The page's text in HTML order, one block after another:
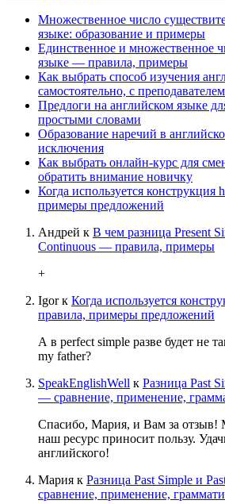
Множественное число
языке: образование и примеры
Единственное и множественное
языке — правила, примеры
Как выбрать способ изучения
самостоятельно, с
Предлоги на английском языке
простыми словами
Образование наречий в
исключения
Как выбрать онлайн-курс для
обратить внимание новичку
Когда используется конструкция
примеры предложений
Андрей к В чем разница Present
Continuous — правила, примеры
+
Igorк Когда используется
правила, примеры предложений
А в perfect simple разве будет не
my father?
SpeakEnglishWell к Разница Past
— сравнение, применение,
Спасибо, Мария, и Вам за отзыв!
наш ресурс приносит пользу.
английского!
Мария к Разница Past Simple и
сравнение, применение,